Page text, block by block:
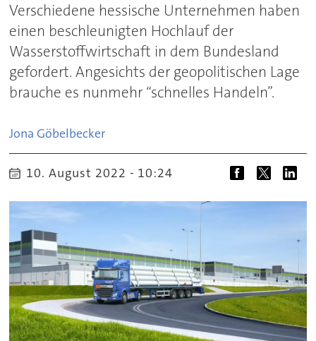
Verschiedene hessische Unternehmen haben
einen beschleunigten Hochlauf der
Wasserstoffwirtschaft in dem Bundesland
gefordert. Angesichts der geopolitischen Lage
brauche es nunmehr “schnelles Handeln”.
Jona Göbelbecker
10. August 2022 - 10:24